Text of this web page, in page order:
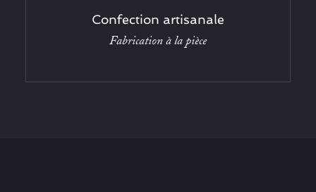
Confection artisanale
Fabrication à la pièce